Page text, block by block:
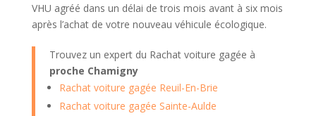
VHU agréé dans un délai de trois mois avant à six mois
après l’achat de votre nouveau véhicule écologique.
Trouvez un expert du Rachat voiture gagée à
proche Chamigny
Rachat voiture gagée Reuil-En-Brie
Rachat voiture gagée Sainte-Aulde